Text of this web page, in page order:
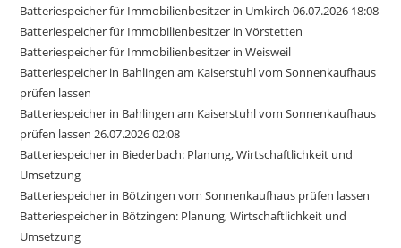
Batteriespeicher für Immobilienbesitzer in Umkirch 06.07.2026 18:08
Batteriespeicher für Immobilienbesitzer in Vörstetten
Batteriespeicher für Immobilienbesitzer in Weisweil
Batteriespeicher in Bahlingen am Kaiserstuhl vom Sonnenkaufhaus
prüfen lassen
Batteriespeicher in Bahlingen am Kaiserstuhl vom Sonnenkaufhaus
prüfen lassen 26.07.2026 02:08
Batteriespeicher in Biederbach: Planung, Wirtschaftlichkeit und
Umsetzung
Batteriespeicher in Bötzingen vom Sonnenkaufhaus prüfen lassen
Batteriespeicher in Bötzingen: Planung, Wirtschaftlichkeit und
Umsetzung